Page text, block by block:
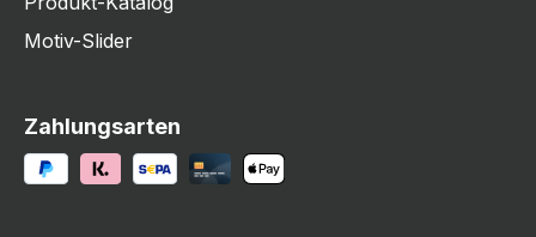
Motiv-Slider
Zahlungsarten